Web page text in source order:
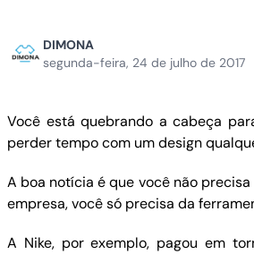
DIMONA
segunda-feira, 24 de julho de 2017
Você está quebrando a cabeça
perder tempo com um design
A boa notícia é que você não
empresa, você só precisa da
A Nike, por exemplo, pagou em